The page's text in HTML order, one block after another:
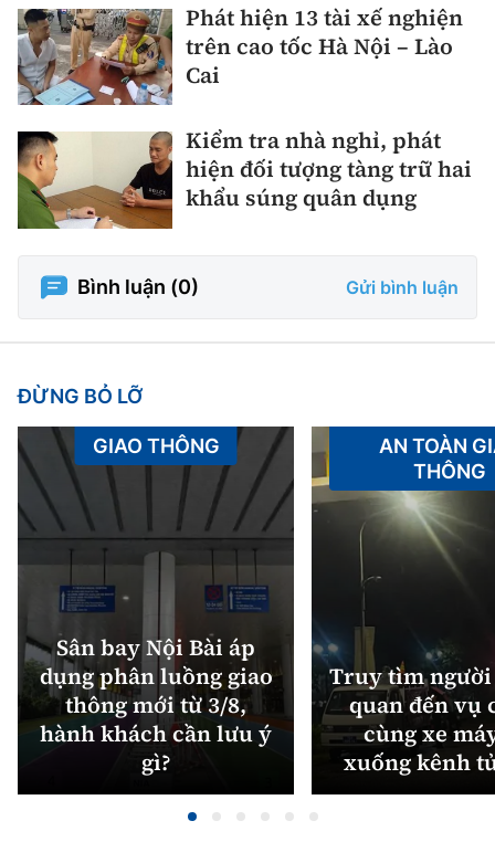
Phát hiện 13 tài xế nghiện
trên cao tốc Hà Nội – Lào
Cai
Kiểm tra nhà nghỉ, phát
hiện đối tượng tàng trữ hai
khẩu súng quân dụng
Bình luận (0) Gửi bình luận
ĐỪNG BỎ LỠ
Sân bay Nội Bài áp
dụng phân luồng giao
thông mới từ 3/8,
hành khách cần lưu ý
gì?
GIAO THÔNG
Truy tìm
quan đến vụ
cùng xe
xuống kênh
AN TOÀN
THÔNG